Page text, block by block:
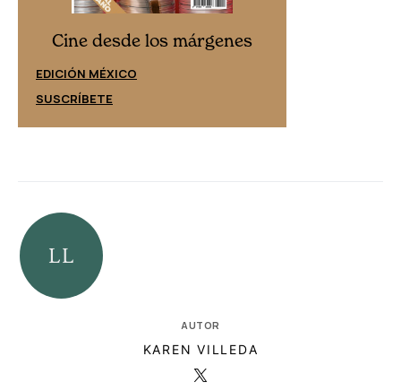
Cine desde los márgenes
EDICIÓN MÉXICO
SUSCRÍBETE
AUTOR
KAREN VILLEDA